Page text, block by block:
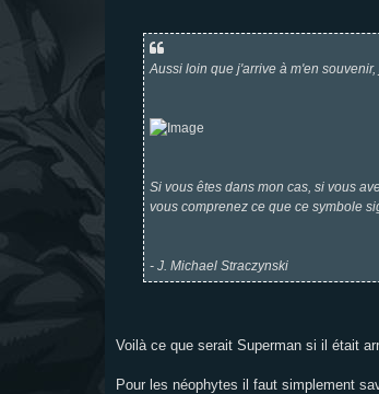
Aussi loin que j'arrive à m'en
Si vous êtes dans mon cas, si vous
vous comprenez ce que ce symbole
- J. Michael Straczynski
Voilà ce que serait Superman si il était
Pour les néophytes il faut simplement